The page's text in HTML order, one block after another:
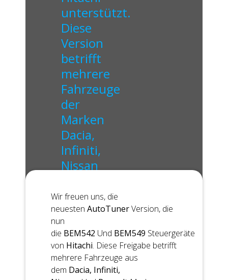
unterstützt.
Diese
Version
betrifft
mehrere
Fahrzeuge
der
Marken
Dacia,
Infiniti,
Nissan
Renault.
Wir freuen uns, die
neuesten AutoTunerVersion, die
nun
die BEM542 Und BEM549 Steuergeräte
von Hitachi. Diese Freigabe betrifft
mehrere Fahrzeuge aus
dem Dacia, Infiniti,